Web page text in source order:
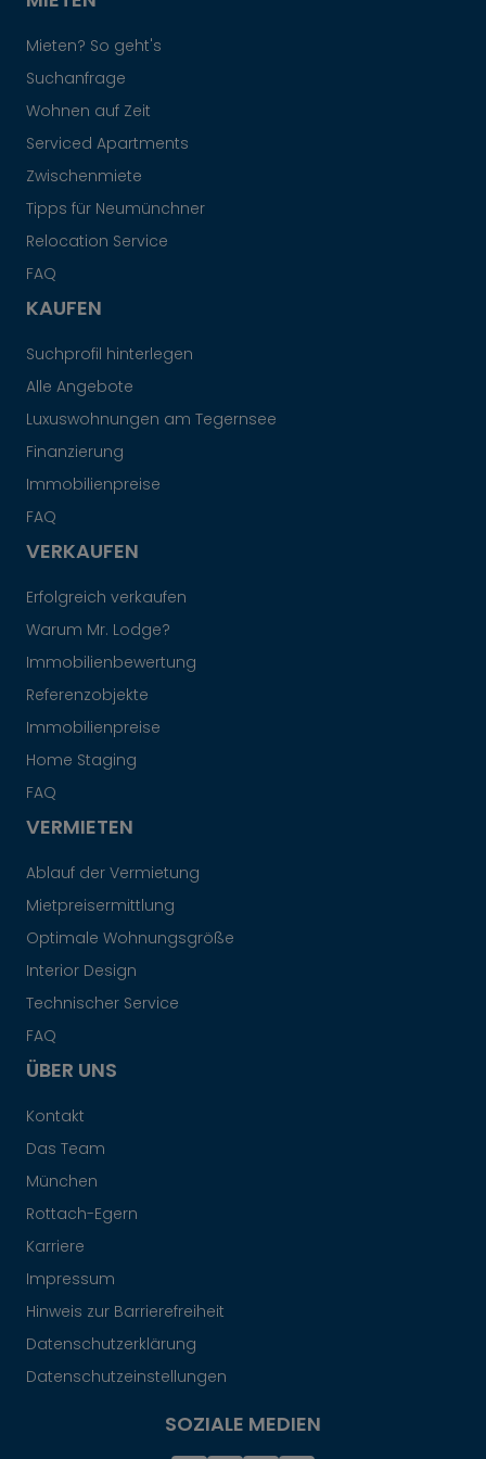
Mieten? So geht's
Suchanfrage
Wohnen auf Zeit
Serviced Apartments
Zwischenmiete
Tipps für Neumünchner
Relocation Service
FAQ
KAUFEN
Suchprofil hinterlegen
Alle Angebote
Luxuswohnungen am Tegernsee
Finanzierung
Immobilienpreise
FAQ
VERKAUFEN
Erfolgreich verkaufen
Warum Mr. Lodge?
Immobilienbewertung
Referenzobjekte
Immobilienpreise
Home Staging
FAQ
VERMIETEN
Ablauf der Vermietung
Mietpreisermittlung
Optimale Wohnungsgröße
Interior Design
Technischer Service
FAQ
ÜBER UNS
Kontakt
Das Team
München
Rottach-Egern
Karriere
Impressum
Hinweis zur Barrierefreiheit
Datenschutzerklärung
Datenschutzeinstellungen
SOZIALE MEDIEN